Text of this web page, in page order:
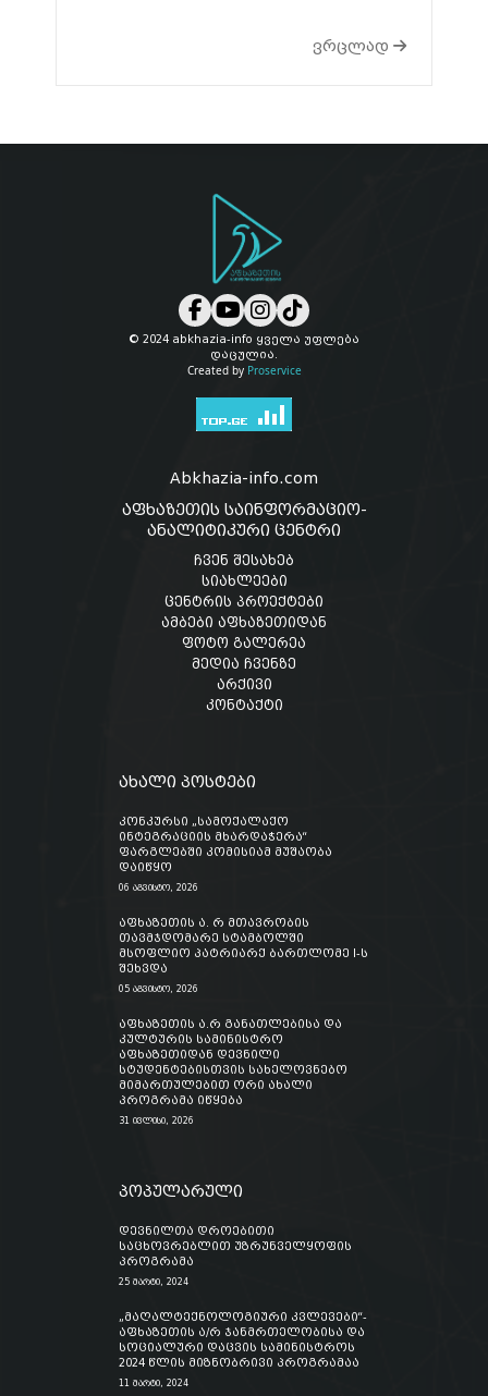
ვრცლად
© 2024 abkhazia-info ყველა უფლება
დაცულია.
Created by Proservice
Abkhazia-info.com
აფხაზეთის საინფორმაციო-
ანალიტიკური ცენტრი
ჩვენ შესახებ
სიახლეები
ცენტრის პროექტები
ამბები აფხაზეთიდან
ფოტო გალერეა
მედია ჩვენზე
არქივი
კონტაქტი
ახალი პოსტები
კონკურსი „სამოქალაქო
ინტეგრაციის მხარდაჭერა“
ფარგლებში კომისიამ მუშაობა
დაიწყო
06 აგვისტო, 2026
აფხაზეთის ა. რ მთავრობის
თავმჯდომარე სტამბოლში
მსოფლიო პატრიარქ ბართლომე I-ს
შეხვდა
05 აგვისტო, 2026
აფხაზეთის ა.რ განათლებისა და
კულტურის სამინისტრო
აფხაზეთიდან დევნილი
სტუდენტებისთვის სახელოვნებო
მიმართულებით ორი ახალი
პროგრამა იწყება
31 ივლისი, 2026
პოპულარული
დევნილთა დროებითი
საცხოვრებლით უზრუნველყოფის
პროგრამა
25 მარტი, 2024
„მაღალტექნოლოგიური კვლევები“-
აფხაზეთის ა/რ ჯანმრთელობისა და
სოციალური დაცვის სამინისტროს
2024 წლის მიზნობრივი პროგრამაა
11 მარტი, 2024